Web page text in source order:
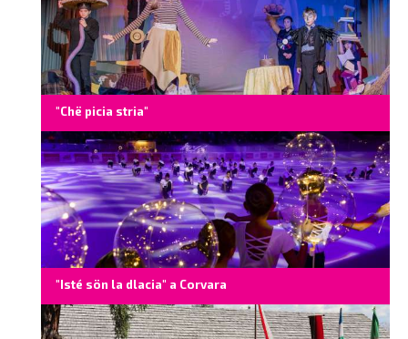
"Chë picia stria"
"Isté sön la dlacia" a Corvara